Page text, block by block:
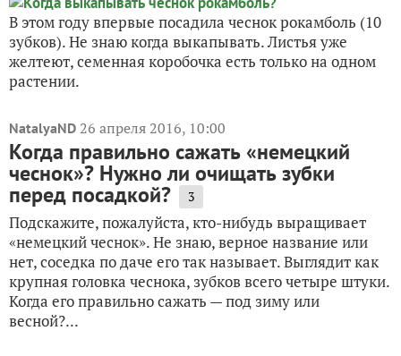
В этом году впервые посадила чеснок рокамболь (10
зубков). Не знаю когда выкапывать. Листья уже
желтеют, семенная коробочка есть только на одном
растении.
NatalyaND 26 апреля 2016, 10:00
Когда правильно сажать «немецкий
чеснок»? Нужно ли очищать зубки
перед посадкой? 3
Подскажите, пожалуйста, кто-нибудь выращивает
«немецкий чеснок». Не знаю, верное название или
нет, соседка по даче его так называет. Выглядит как
крупная головка чеснока, зубков всего четыре штуки.
Когда его правильно сажать — под зиму или
весной?...